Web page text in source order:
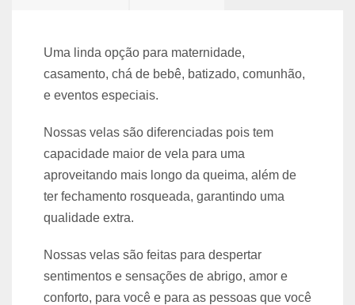
Uma linda opção para maternidade,
casamento, chá de bebê, batizado, comunhão,
e eventos especiais.
Nossas velas são diferenciadas pois tem
capacidade maior de vela para uma
aproveitando mais longo da queima, além de
ter fechamento rosqueada, garantindo uma
qualidade extra.
Nossas velas são feitas para despertar
sentimentos e sensações de abrigo, amor e
conforto, para você e para as pessoas que você